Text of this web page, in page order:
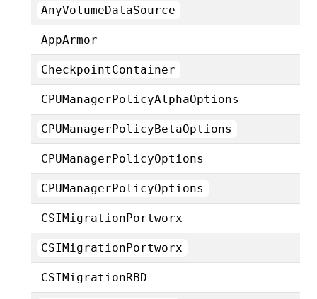
AnyVolumeDataSource
AppArmor
CheckpointContainer
CPUManagerPolicyAlphaOptions
CPUManagerPolicyBetaOptions
CPUManagerPolicyOptions
CPUManagerPolicyOptions
CSIMigrationPortworx
CSIMigrationPortworx
CSIMigrationRBD